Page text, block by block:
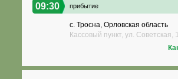
09:30 прибытие
с. Тросна, Орловская область
Кассовый пункт, ул. Советская,